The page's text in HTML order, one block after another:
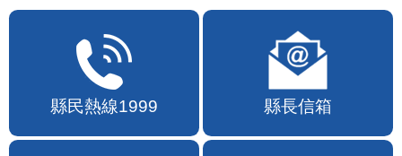
縣民熱線1999 縣長信箱